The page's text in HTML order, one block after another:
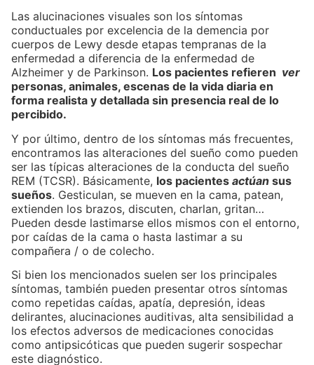
Las alucinaciones visuales son los síntomas
conductuales por excelencia de la demencia por
cuerpos de Lewy desde etapas tempranas de la
enfermedad a diferencia de la enfermedad de
Alzheimer y de Parkinson. Los pacientes refieren ver
personas, animales, escenas de la vida diaria en
forma realista y detallada sin presencia real de lo
percibido.
Y por último, dentro de los síntomas más frecuentes,
encontramos las alteraciones del sueño como pueden
ser las típicas alteraciones de la conducta del sueño
REM (TCSR). Básicamente, los pacientes actúan sus
sueños. Gesticulan, se mueven en la cama, patean,
extienden los brazos, discuten, charlan, gritan…
Pueden desde lastimarse ellos mismos con el entorno,
por caídas de la cama o hasta lastimar a su
compañera / o de colecho.
Si bien los mencionados suelen ser los principales
síntomas, también pueden presentar otros síntomas
como repetidas caídas, apatía, depresión, ideas
delirantes, alucinaciones auditivas, alta sensibilidad a
los efectos adversos de medicaciones conocidas
como antipsicóticas que pueden sugerir sospechar
este diagnóstico.